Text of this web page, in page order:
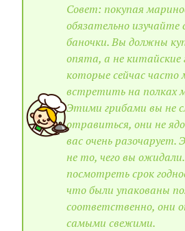
Совет: покупая
обязательно изучайте
баночки. Вы должны
опята, а не
которые сейчас часто
встретить на полках
Этими грибами вы не
отравиться, они не
вас очень разочарует.
не то, чего вы
посмотреть срок
что были упакованы
соответственно, они
самыми свежими.